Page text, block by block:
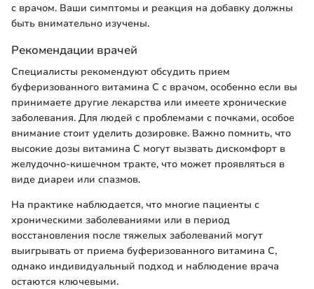
с врачом. Ваши симптомы и реакция на добавку должны
быть внимательно изучены.
Рекомендации врачей
Специалисты рекомендуют обсудить прием
буферизованного витамина C с врачом, особенно если вы
принимаете другие лекарства или имеете хронические
заболевания. Для людей с проблемами с почками, особое
внимание стоит уделить дозировке. Важно помнить, что
высокие дозы витамина C могут вызвать дискомфорт в
желудочно-кишечном тракте, что может проявляться в
виде диареи или спазмов.
На практике наблюдается, что многие пациенты с
хроническими заболеваниями или в период
восстановления после тяжелых заболеваний могут
выигрывать от приема буферизованного витамина C,
однако индивидуальный подход и наблюдение врача
остаются ключевыми.